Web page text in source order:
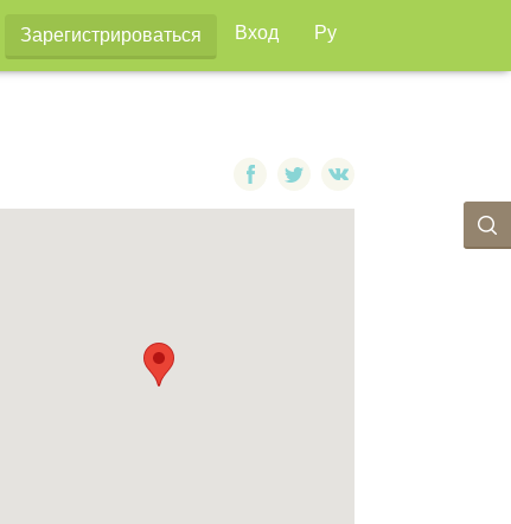
Зарегистрироваться Вход Ру